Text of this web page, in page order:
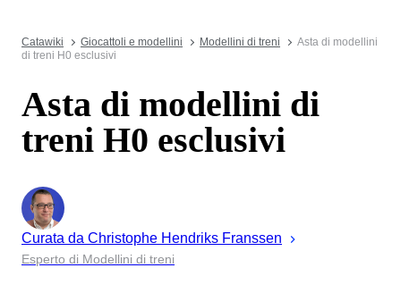
Catawiki Giocattoli e modellini Modellini di treni
Asta di modellini
di treni H0 esclusivi
Asta di modellini di
treni H0 esclusivi
Curata da Christophe Hendriks Franssen
Esperto di Modellini di treni